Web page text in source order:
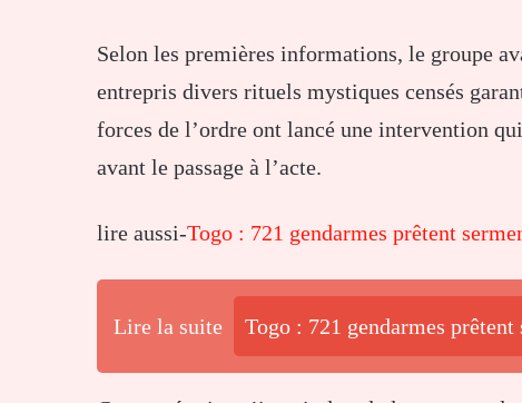
Selon les premières informations, le groupe
entrepris divers rituels mystiques censés
forces de l’ordre ont lancé une intervention
avant le passage à l’acte.
lire aussi-Togo : 721 gendarmes prêtent
Lire la suite Togo : 721 gendarmes